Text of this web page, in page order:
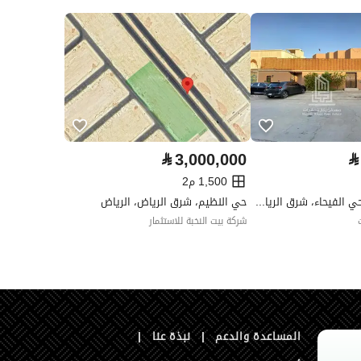
التواصل الإجتماعي
العقار مرهون
لا
العقار مقيد
لا
رقم الأرض
1621
ملاحظات
-
⃁
شارع الأصمعي، حي الفيحاء، شرق الرياض، الرياض
⃁3,000,000
1,500 م2
حي النظيم، شرق الرياض، الرياض
شركة بيت النخبة للاستثمار
المساعدة والدعم | نبذة عنا |